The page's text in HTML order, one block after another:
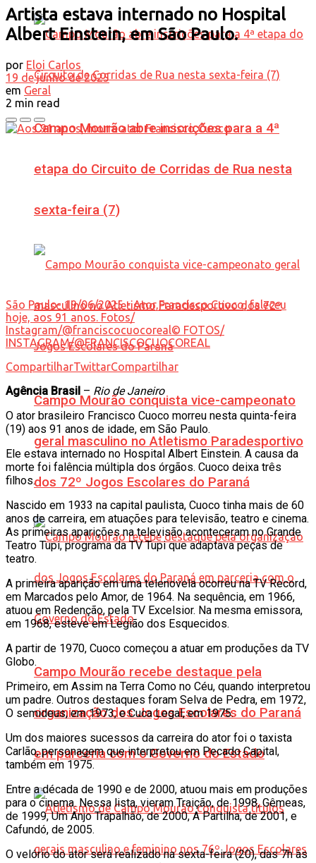
Campo Mourão abre inscrições para a 4ª
etapa do Circuito de Corridas de Rua nesta
sexta-feira (7)
Campo Mourão conquista vice-campeonato
geral masculino no Atletismo Paradesportivo
dos 72º Jogos Escolares do Paraná
Campo Mourão recebe destaque pela
organização dos Jogos Escolares do Paraná
em parceria com o Governo do Estado
Artista estava internado no Hospital
Albert Einstein, em São Paulo.
por Eloi Carlos
19 de junho de 2025
em Geral
2 min read
São Paulo- 19/06/2025 - Ator,Francisco Cuoco, faleceu
hoje, aos 91 anos. Fotos/
Instagram/@franciscocuocoreal© FOTOS/
INSTAGRAM/@FRANCISCOCUOCOREAL
CompartilharTwittarCompartilhar
Agência Brasil – Rio de Janeiro
O ator brasileiro Francisco Cuoco morreu nesta quinta-feira
(19) aos 91 anos de idade, em São Paulo.
Ele estava internado no Hospital Albert Einstein. A causa da
morte foi falência múltipla dos órgãos. Cuoco deixa três
filhos.
Nascido em 1933 na capital paulista, Cuoco tinha mais de 60
anos de carreira, em atuações para televisão, teatro e cinema.
As primeiras aparições na televisão aconteceram no Grande
Teatro Tupi, programa da TV Tupi que adaptava peças de
teatro.
A primeira aparição em uma telenovela ocorreu na TV Record,
em Marcados pelo Amor, de 1964. Na sequência, em 1966,
atuou em Redenção, pela TV Excelsior. Na mesma emissora,
em 1968, esteve em Legião dos Esquecidos.
A partir de 1970, Cuoco começou a atuar em produções da TV
Globo.
Primeiro, em Assim na Terra Como no Céu, quando interpretou
um padre. Outros destaques foram Selva de Pedra, em 1972,
O semideus, em 1973, e Cuca Legal, em 1975.
Um dos maiores sucessos da carreira do ator foi o taxista
Carlão, personagem que interpretou em Pecado Capital,
também em 1975.
Entre a década de 1990 e de 2000, atuou mais em produções
para o cinema. Nessa lista, vieram Traição, de 1998, Gêmeas,
de 1999, Um Anjo Trapalhão, de 2000, A Partilha, de 2001, e
Cafundó, de 2005.
O velório do ator será realizado na sexta-feira (20), das 7h às